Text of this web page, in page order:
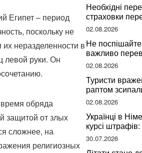
Египет – период
поскольку не
неразделенности в
левой руки. Он
обряда
защитой от злых
сложнее, на
религиозных
Необхідні
страховки
подорож
02.08.2026
Не
важливо
за словами
02.08.2026
Туристи
раптом
02.08.2026
Українці в
курсі
борги
30.07.2026